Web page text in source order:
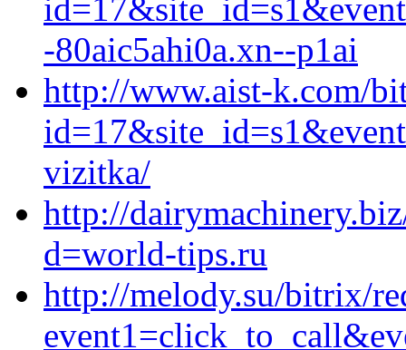
-80aic5ahi0a.xn--p1ai
http://www.aist-k.com/
vizitka/
http://
d=world-tips.ru
http://melody.su/bitrix/